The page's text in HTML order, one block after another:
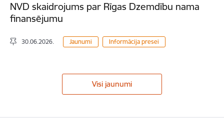
NVD skaidrojums par Rīgas Dzemdību nama
finansējumu
30.06.2026. Jaunumi Informācija presei
Visi jaunumi